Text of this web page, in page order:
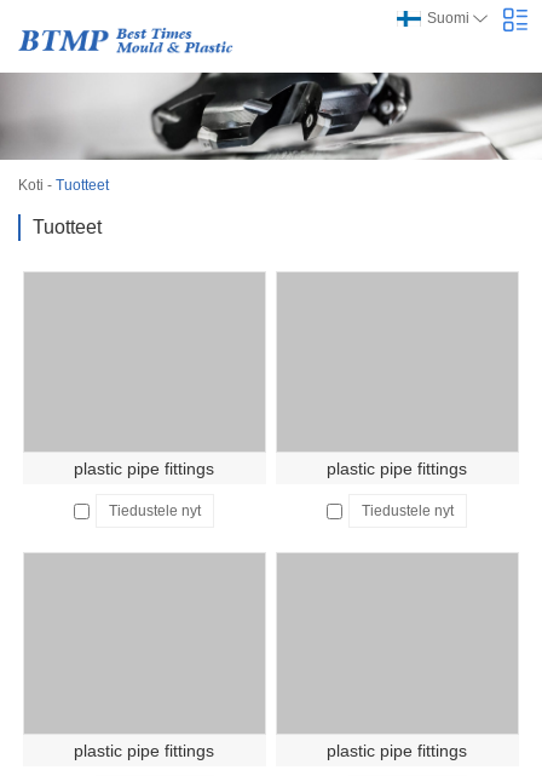
Suomi
Koti - Tuotteet
Tuotteet
plastic pipe fittings
Tiedustele nyt
plastic pipe fittings
Tiedustele nyt
plastic pipe fittings plastic pipe fittings